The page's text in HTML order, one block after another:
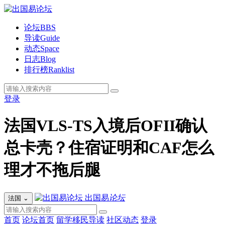
论坛BBS
导读Guide
动态Space
日志Blog
排行榜Ranklist
登录
法国VLS-TS入境后OFII确认
总卡壳？住宿证明和CAF怎么
理才不拖后腿
法国 ⌄ 出国易论坛
首页 论坛首页 留学移民导读 社区动态 登录